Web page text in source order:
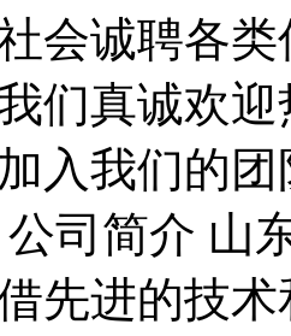
会诚聘各
们真诚欢
入我们的
司简介 山
先进的技